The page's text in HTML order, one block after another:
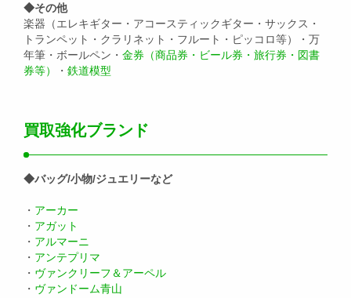
◆その他
楽器（エレキギター・アコースティックギター・サックス・
トランペット・クラリネット・フルート・ピッコロ等）・万
年筆・ボールペン・ 金券（商品券・ビール券・旅行券・図書
券等）
・ 鉄道模型
買取強化ブランド
◆バッグ/小物/ジュエリーなど
・ アーカー
・ アガット
・ アルマーニ
・ アンテプリマ
・ ヴァンクリーフ＆アーペル
・ ヴァンドーム青山